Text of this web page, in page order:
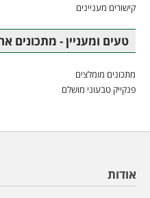
קישורים מעניינים
טעים ומעניין - מתכונים
מתכונים מומלצים
פנקייק טבעוני מושלם
אודות